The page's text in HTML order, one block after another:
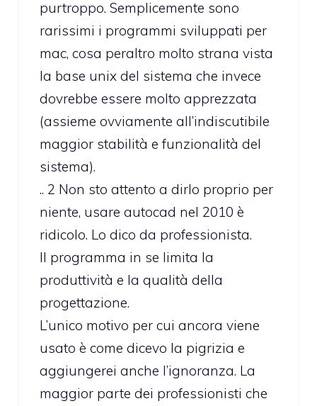
purtroppo. Semplicemente sono
rarissimi i programmi sviluppati per
mac, cosa peraltro molto strana vista
la base unix del sistema che invece
dovrebbe essere molto apprezzata
(assieme ovviamente all’indiscutibile
maggior stabilità e funzionalità del
sistema).
.. 2 Non sto attento a dirlo proprio per
niente, usare autocad nel 2010 è
ridicolo. Lo dico da professionista.
Il programma in se limita la
produttività e la qualità della
progettazione.
L’unico motivo per cui ancora viene
usato è come dicevo la pigrizia e
aggiungerei anche l’ignoranza. La
maggior parte dei professionisti che